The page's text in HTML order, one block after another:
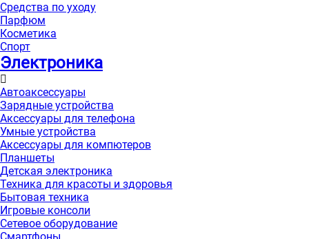
Средства по уходу
Парфюм
Косметика
Спорт
Электроника
Автоаксессуары
Зарядные устройства
Аксессуары для телефона
Умные устройства
Аксессуары для компютеров
Планшеты
Детская электроника
Техника для красоты и здоровья
Бытовая техника
Игровые консоли
Сетевое оборудование